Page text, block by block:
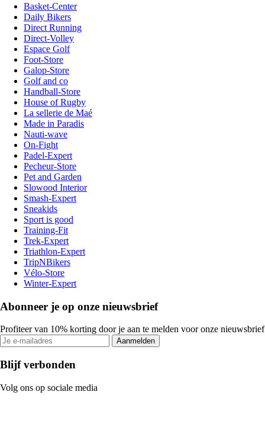
Basket-Center
Daily Bikers
Direct Running
Direct-Volley
Espace Golf
Foot-Store
Galop-Store
Golf and co
Handball-Store
House of Rugby
La sellerie de Maé
Made in Paradis
Nauti-wave
On-Fight
Padel-Expert
Pecheur-Store
Pet and Garden
Slowood Interior
Smash-Expert
Sneakids
Sport is good
Training-Fit
Trek-Expert
Triathlon-Expert
TripNBikers
Vélo-Store
Winter-Expert
Abonneer je op onze nieuwsbrief
Profiteer van 10% korting door je aan te melden voor onze nieuwsbrief
Aanmelden
Blijf verbonden
Volg ons op sociale media